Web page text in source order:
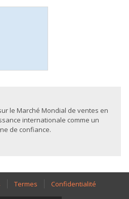
le Marché Mondial de ventes en
internationale comme un
de confiance.
Termes Confidentialité